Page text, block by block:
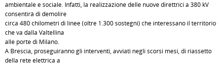
ambientale e sociale. Infatti, la realizzazione delle nuove direttrici a 380 kV
consentirà di demolire
circa 480 chilometri di linee (oltre 1.300 sostegni) che interessano il territorio
che va dalla Valtellina
alle porte di Milano.
A Brescia, proseguiranno gli interventi, avviati negli scorsi mesi, di riassetto
della rete elettrica a